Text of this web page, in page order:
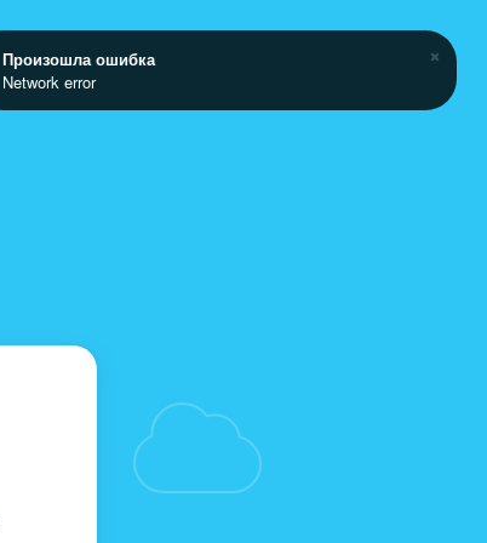
Произошла ошибка
Network error